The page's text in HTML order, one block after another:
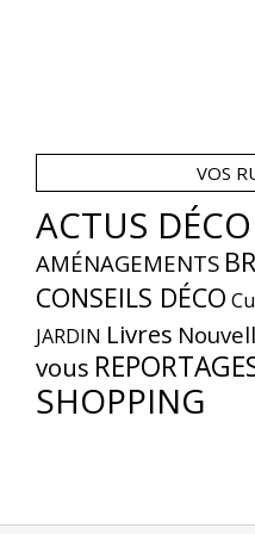
VOS
ACTUS DÉCO
AMÉNAGEMENTS
CONSEILS DÉCO
JARDIN Livres
vous
SHOPPING